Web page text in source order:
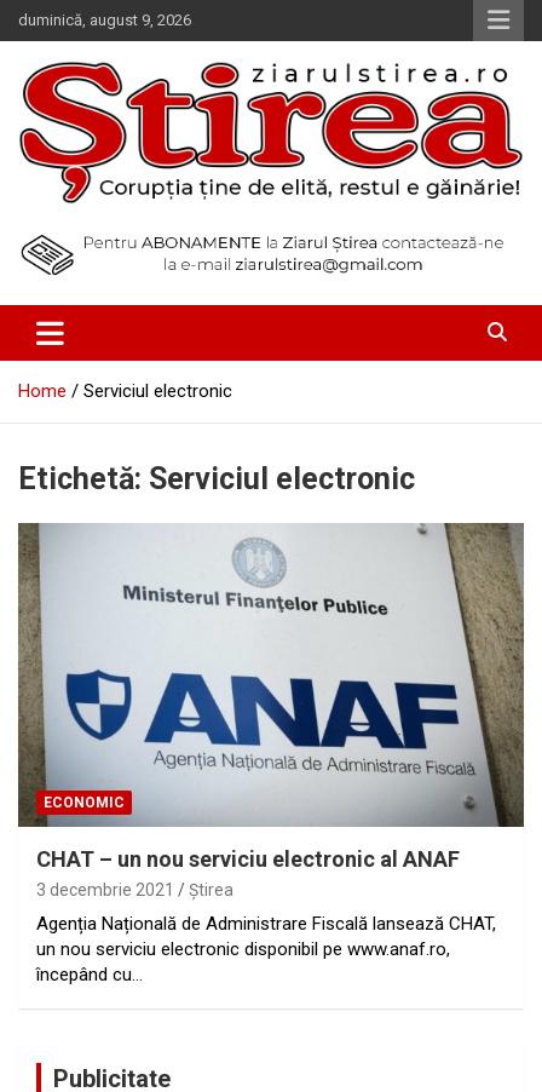
Skip
to
content
duminică, august 9, 2026
Ziarul Știrea
Home Serviciul electronic
Etichetă: Serviciul electronic
ECONOMIC
CHAT – un nou serviciu electronic al ANAF
3 decembrie 2021 Ştirea
Agenția Națională de Administrare Fiscală lansează CHAT,
un nou serviciu electronic disponibil pe www.anaf.ro,
începând cu…
Publicitate